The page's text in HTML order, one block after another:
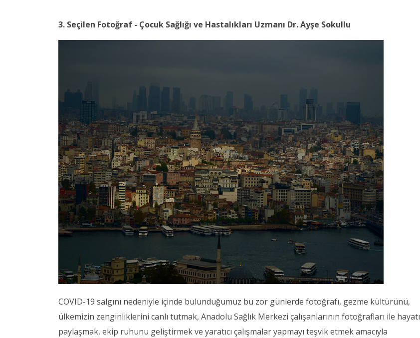
3. Seçilen Fotoğraf - Çocuk Sağlığı ve Hastalıkları Uzmanı Dr. Ayşe Sokullu
COVID-19 salgını nedeniyle içinde bulunduğumuz bu zor günlerde fotoğrafı, gezme kültürünü,
ülkemizin zenginliklerini canlı tutmak, Anadolu Sağlık Merkezi çalışanlarının fotoğrafları ile hayatı
paylaşmak, ekip ruhunu geliştirmek ve yaratıcı çalışmalar yapmayı teşvik etmek amacıyla